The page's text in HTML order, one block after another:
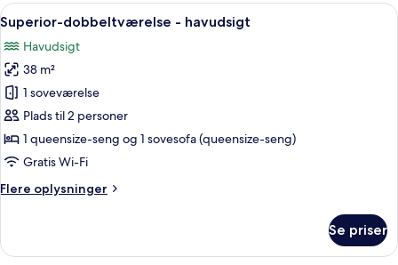
person
Indlæs
alle
billeder
af
Superior-
dobbeltværelse
-
havudsigt
Et moderne hotelværelse med en
4
Superior-dobbeltværelse - havudsigt
Havudsigt
38 m²
1 soveværelse
Plads til 2 personer
1 queensize-seng og 1 sovesofa (queensize-seng)
Gratis Wi-Fi
Flere oplysninger
Flere
dobbeltværelse
Se priser